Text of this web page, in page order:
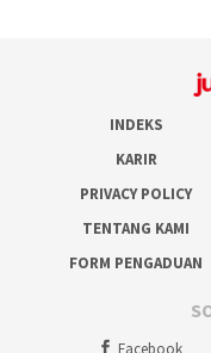
INDEKS
KARIR
PRIVACY POLICY
TENTANG KAMI
FORM PENGADUAN
Facebook